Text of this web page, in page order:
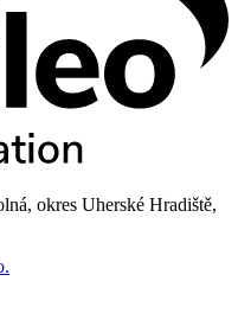
okres Uherské Hradiště,